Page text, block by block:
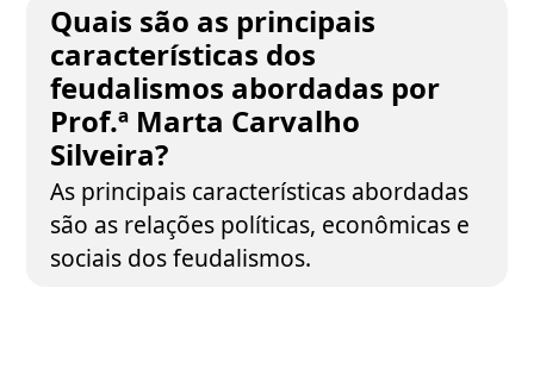
Quais são as principais
características dos
feudalismos abordadas por
Prof.ª Marta Carvalho
Silveira?
As principais características abordadas
são as relações políticas, econômicas e
sociais dos feudalismos.